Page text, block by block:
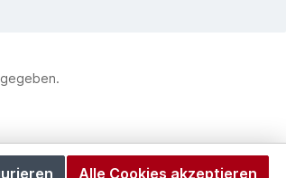
Alle Cookies akzeptieren